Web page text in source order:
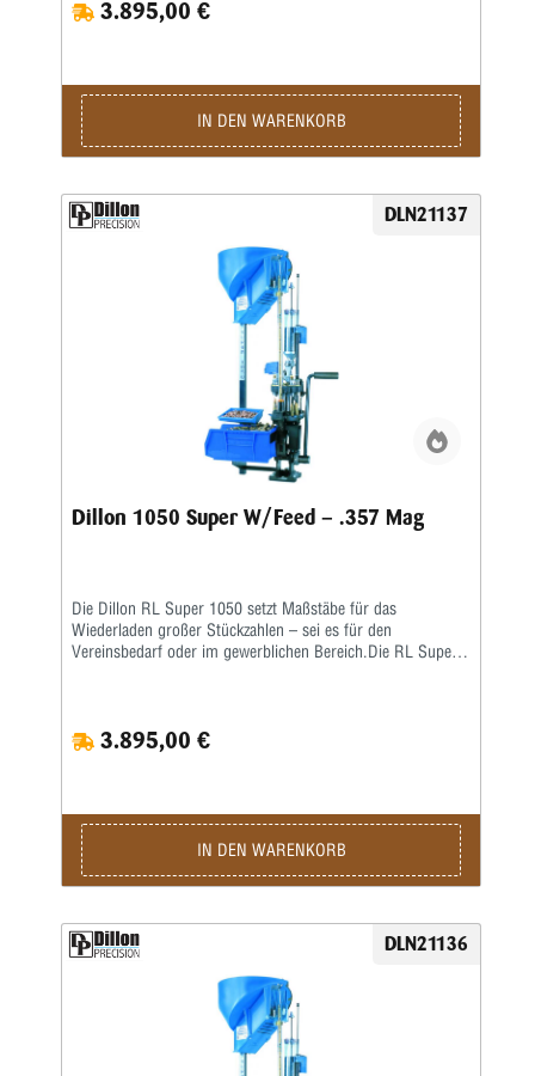
Hebelübersetzung modifiziert, sodass ein noch leichteres
Arbeiten möglich ist. Die ausgereifte und in der Praxis
ausgezeichneter Qualität der produzierten Patrone.Sie sind
nur noch für das Aufsetzen des Geschosses und für die
Betätigung des Hebels zuständig, den Rest übernimmt diese
halbautomatische Presse.Die Station umfasst folgende
Automatisch arbeitendes Pulverfüllgerät • Elektrischer
Hülsenfüllmechanismus für ein automatisches Ausrichten
und Zuführen der Hülsen • Zündhütchenzuführung small
3.895,00 €
IN DEN WARENKORB
DLN21137
Dillon 1050 Super W/Feed – .357 Mag
Die Dillon RL Super 1050 setzt Maßstäbe für das
Wiederladen großer Stückzahlen – sei es für den
Vereinsbedarf oder im gewerblichen Bereich.Die RL Super
Hebelübersetzung modifiziert, sodass ein noch leichteres
Arbeiten möglich ist. Die ausgereifte und in der Praxis
ausgezeichneter Qualität der produzierten Patrone.Sie sind
nur noch für das Aufsetzen des Geschosses und für die
Betätigung des Hebels zuständig, den Rest übernimmt diese
halbautomatische Presse.Die Station umfasst folgende
Automatisch arbeitendes Pulverfüllgerät • Elektrischer
Hülsenfüllmechanismus für ein automatisches Ausrichten
und Zuführen der Hülsen • Zündhütchenzuführung small
3.895,00 €
IN DEN WARENKORB
DLN21136